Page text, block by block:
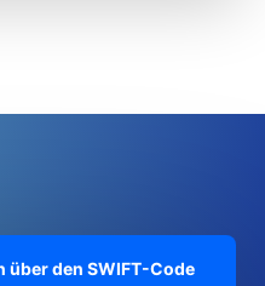
den SWIFT-Code